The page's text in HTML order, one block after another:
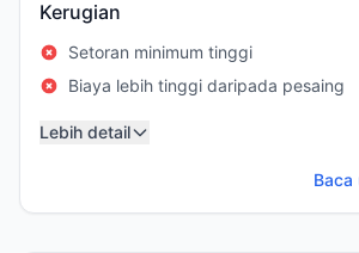
Kerugian
Setoran minimum tinggi
Biaya lebih tinggi daripada pesaing
Lebih detail
Baca